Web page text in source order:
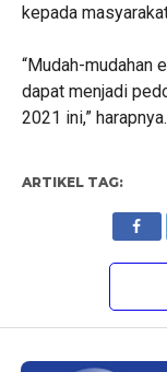
kepada
“Mudah-mudahan
dapat menjadi
2021 ini,”
ARTIKEL TAG: